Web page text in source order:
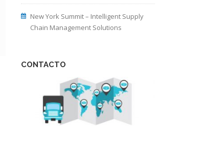
New York Summit – Intelligent Supply
Chain Management Solutions
CONTACTO